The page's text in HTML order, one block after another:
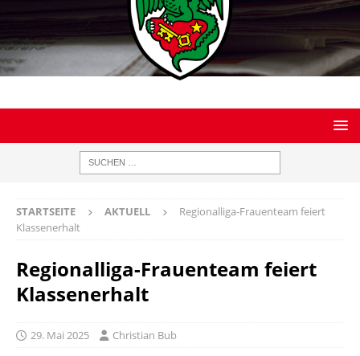
STARTSEITE AKTUELL
Regionalliga-Frauenteam feiert
Klassenerhalt
Regionalliga-Frauenteam feiert
Klassenerhalt
29. Mai 2025 Christian Bub